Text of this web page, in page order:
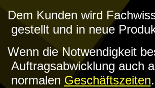
Dem Kunden wird
gestellt und in neue
Wenn die Notwendigkeit
Auftragsabwicklung auch
normalen Geschäftszeiten.